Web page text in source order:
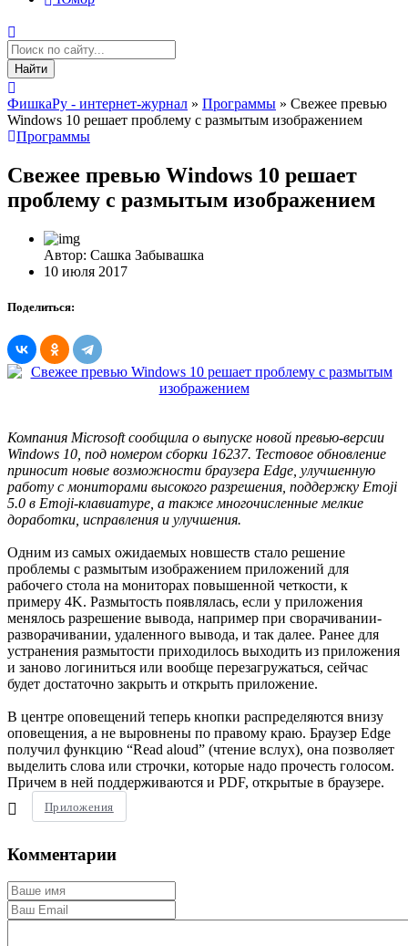
Найти
ФишкаРу - интернет-журнал » Программы » Свежее превью
Windows 10 решает проблему с размытым изображением
Программы
Свежее превью Windows 10 решает
проблему с размытым изображением
Автор: Сашка Забывашка
10 июля 2017
Поделиться:
Компания Microsoft сообщила о выпуске новой превью-версии
Windows 10, под номером сборки 16237. Тестовое обновление
приносит новые возможности браузера Edge, улучшенную
работу с мониторами высокого разрешения, поддержку Emoji
5.0 в Emoji-клавиатуре, а также многочисленные мелкие
доработки, исправления и улучшения.
Одним из самых ожидаемых новшеств стало решение
проблемы с размытым изображением приложений для
рабочего стола на мониторах повышенной четкости, к
примеру 4K. Размытость появлялась, если у приложения
менялось разрешение вывода, например при сворачивании-
разворачивании, удаленного вывода, и так далее. Ранее для
устранения размытости приходилось выходить из приложения
и заново логиниться или вообще перезагружаться, сейчас
будет достаточно закрыть и открыть приложение.
В центре оповещений теперь кнопки распределяются внизу
оповещения, а не выровнены по правому краю. Браузер Edge
получил функцию “Read aloud” (чтение вслух), она позволяет
выделить слова или строчки, которые надо прочесть голосом.
Причем в ней поддерживаются и PDF, открытые в браузере.
Приложения
Комментарии